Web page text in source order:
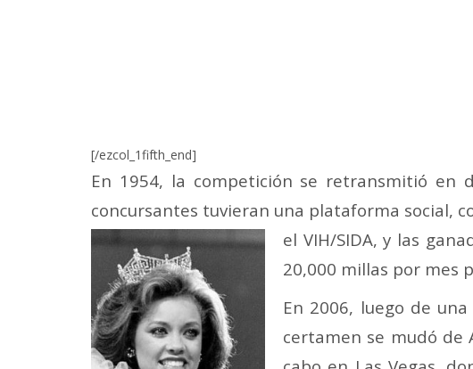
[/ezcol_1fifth_end]
En 1954, la competición se retransmitió
concursantes tuvieran una plataforma social,
el VIH/SIDA, y las
20,000 millas por mes
En 2006, luego de
certamen se mudó de